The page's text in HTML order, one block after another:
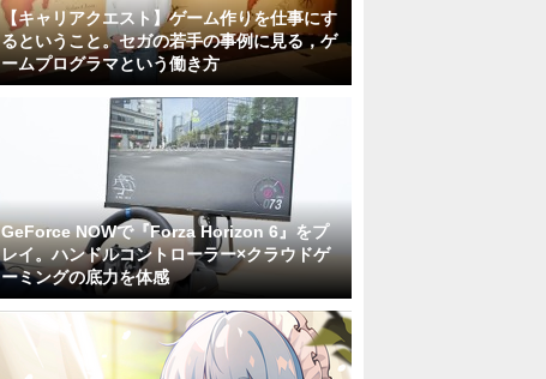
【キャリアクエスト】ゲーム作りを仕事にす
るということ。セガの若手の事例に見る，ゲ
ームプログラマという働き方
GeForce NOWで『Forza Horizon 6』をプ
レイ。ハンドルコントローラー×クラウドゲ
ーミングの底力を体感